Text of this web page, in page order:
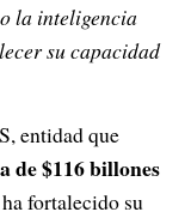
la inteligencia
su capacidad
entidad que
de $116 billones
fortalecido su